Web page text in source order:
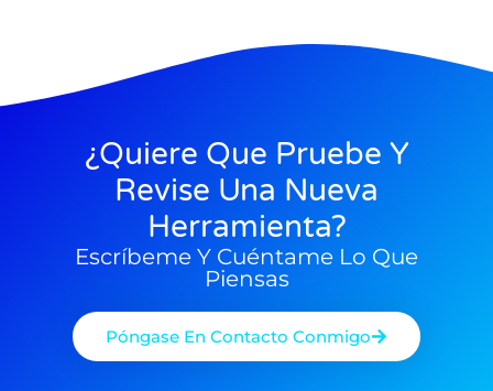
¿Quiere Que Pruebe Y
Revise Una Nueva
Herramienta?
Escríbeme Y Cuéntame Lo Que
Piensas
Póngase En Contacto Conmigo